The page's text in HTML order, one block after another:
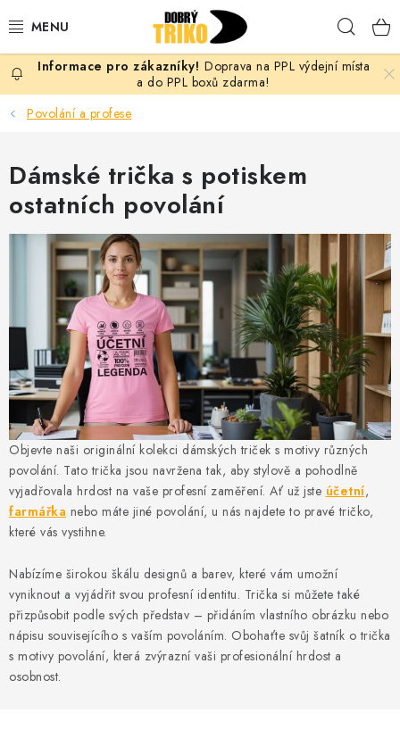
na
PRO ŽENY
PRO MUŽE
PRO DĚTI
DOPLŇKY
PRO PÁRY
VLASTNÍ MOTIV
TRIČKA
MIKINY
OKAMŽITĚ K ODBĚRU
B2B
MÁM SRDCE POMÁHÁM
VÁNOCE
PROVIZNÍ SYSTÉM
O nás
Doprava na PPL výdejní místa
a do PPL boxů zdarma!
Povolání a profese
Dámské trička s potiskem
ostatních povolání
Objevte naši originální kolekci dámských triček s motivy různých
povolání. Tato trička jsou navržena tak, aby stylově a pohodlně
vyjadřovala hrdost na vaše profesní zaměření. Ať už jste účetní,
farmářka nebo máte jiné povolání, u nás najdete to pravé tričko,
které vás vystihne.
Nabízíme širokou škálu designů a barev, které vám umožní
vyniknout a vyjádřit svou profesní identitu. Trička si můžete také
přizpůsobit podle svých představ – přidáním vlastního obrázku nebo
nápisu souvisejícího s vaším povoláním. Obohaťte svůj šatník o trička
s motivy povolání, která zvýrazní vaši profesionální hrdost a
osobnost.